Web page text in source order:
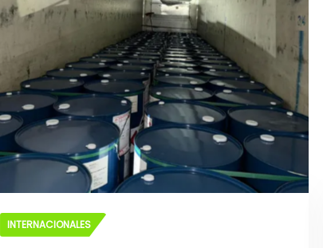
INTERNACIONALES